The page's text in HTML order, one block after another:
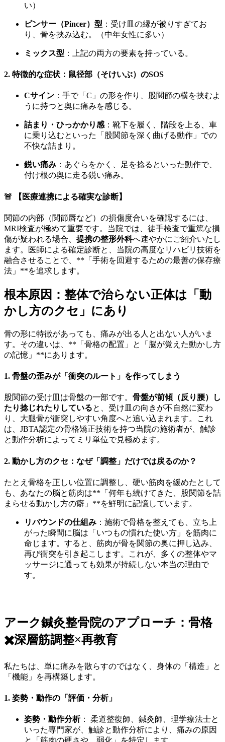
い）
ピンサー（Pincer）型 ：受け皿の縁が被りすぎてお
り、骨を挟み込む。（中年女性に多い）
ミックス型 ：上記の両方の要素を持っている。
2. 特徴的な症状：鼠径部（そけいぶ）のSOS
Cサイン ：手で「C」の形を作り、股関節の横を挟むよ
うに持つと奥に痛みを感じる。
詰まり・ひっかかり感：靴下を履く、階段を上る、車
に乗り込むといった「股関節を深く曲げる動作」での
不快な詰まり。
鋭い痛み ：あぐらをかく、足を捻るといった動作で、
付け根の奥に走る鋭い痛み。
🚨 【医療連携による確実な診断】
関節の内部（関節唇など）の損傷度合いを確認するには、
MRI検査が極めて重要です。当院では、徒手検査で重篤な損
傷が疑われる場合、 提携の整形外科へ速やかにご紹介いたし
ます。医師による確定診断と、当院の高度なリハビリ技術を
融合させることで、**「手術を回避するための最善の保存療
法」**を追求します。
根本原因：整体で治らない正体は「動
かし方のクセ」にあり
骨の形に特徴があっても、痛みが出る人と出ない人がいま
す。その違いは、**「骨格の配置」と「脳が覚えた動かし方
の記憶」**にあります。
1. 骨盤の歪みが「衝突のルート」を作ってしまう
股関節の受け皿は骨盤の一部です。 骨盤が前傾（反り腰）し
たり捻じれたりしていると、受け皿の向きが不自然に変わ
り、大腿骨が衝突しやすい角度へと追い込まれます。これ
は、JBTA認定の骨格矯正技術を持つ当院の施術者が、触診
と動作分析によってミリ単位で見極めます。
2. 動かし方のクセ：なぜ「調整」だけでは戻るのか？
たとえ骨格を正しい位置に調整し、硬い筋肉を緩めたとして
も、あなたの脳と筋肉は**「何年も続けてきた、股関節を詰
まらせる動かし方の癖」**を鮮明に記憶しています。
リバウンドの仕組み ：施術で骨格を整えても、立ち上
がった瞬間に脳は「いつもの慣れた使い方」を筋肉に
命じます。すると、筋肉が骨を関節の奥に押し込み、
再び衝突を引き起こします。これが、多くの整体やマ
ッサージに通っても効果が持続しない本当の理由で
す。
アーク鍼灸整骨院のアプローチ：骨格
✖️深層筋調整×再教育
私たちは、単に痛みを散らすのではなく、身体の「構造」と
「機能」を再構築します。
1. 姿勢・動作の「評価・分析」
姿勢・動作分析： 柔道整復師、鍼灸師、理学療法士と
いった専門家が、触診と動作分析により、痛みの原因
と「筋肉の硬さや、弱化」を特定します。